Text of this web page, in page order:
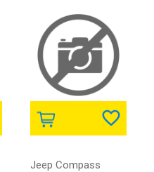
Jeep Compass